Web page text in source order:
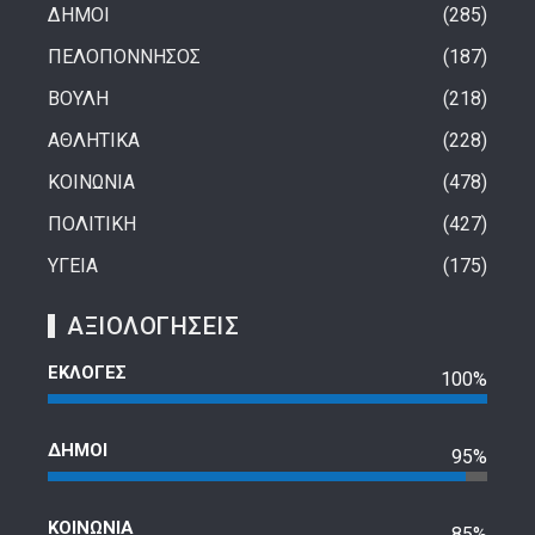
ΔΗΜΟΙ
285
ΠΕΛΟΠΟΝΝΗΣΟΣ
187
ΒΟΥΛΗ
218
ΑΘΛΗΤΙΚΑ
228
ΚΟΙΝΩΝΙΑ
478
ΠΟΛΙΤΙΚΗ
427
ΥΓΕΙΑ
175
ΑΞΙΟΛΟΓΗΣΕΙΣ
ΕΚΛΟΓΕΣ 100%
ΔΗΜΟΙ 95%
ΚΟΙΝΩΝΙΑ